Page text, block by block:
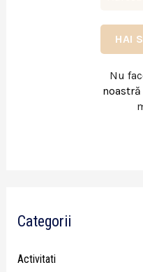
Nu
Categorii
Activitati